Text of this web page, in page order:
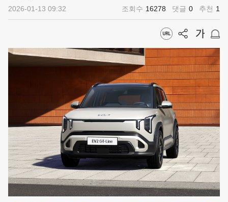
2026-01-13 09:32 조회수 16278 댓글 0 추천 1